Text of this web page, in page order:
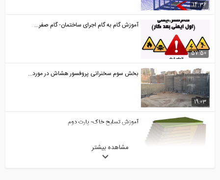
14:36
57:50
آموزش گام به گام اجرای ساختمان- گام صفر...
19:03
بخش سوم سخنرانی پروفسور هشاش در مورد...
آموزش تسلیح خاک- پارت دوم
مشاهده بیشتر